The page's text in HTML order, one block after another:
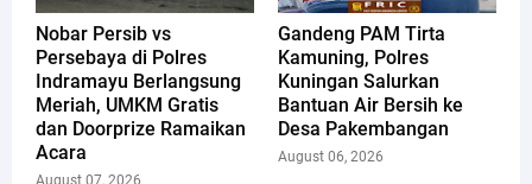
Nobar Persib vs
Persebaya di Polres
Indramayu Berlangsung
Meriah, UMKM Gratis
dan Doorprize Ramaikan
Acara
August 07, 2026
Gandeng PAM Tirta
Kamuning, Polres
Kuningan Salurkan
Bantuan Air Bersih ke
Desa Pakembangan
August 06, 2026